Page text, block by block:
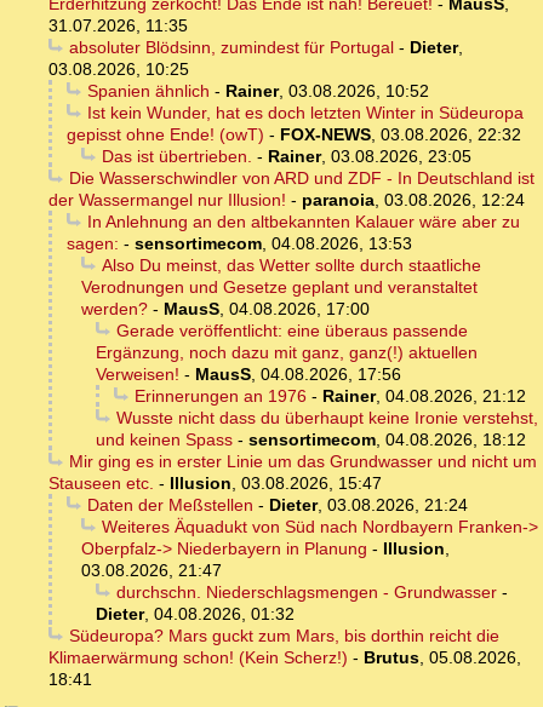
Erderhitzung zerkocht! Das Ende ist nah! Bereuet! - MausS,
31.07.2026, 11:35
absoluter Blödsinn, zumindest für Portugal- Dieter,
03.08.2026, 10:25
Spanien ähnlich - Rainer, 03.08.2026, 10:52
Ist kein Wunder, hat es doch letzten Winter in Südeuropa
gepisst ohne Ende! (owT) - FOX-NEWS, 03.08.2026, 22:32
Das ist übertrieben. - Rainer, 03.08.2026, 23:05
Die Wasserschwindler von ARD und ZDF - In Deutschland ist
der Wassermangel nur Illusion! - paranoia, 03.08.2026, 12:24
In Anlehnung an den altbekannten Kalauer wäre aber zu
sagen: - sensortimecom, 04.08.2026, 13:53
Also Du meinst, das Wetter sollte durch staatliche
Verodnungen und Gesetze geplant und veranstaltet
werden? - MausS, 04.08.2026, 17:00
Gerade veröffentlicht: eine überaus passende
Ergänzung, noch dazu mit ganz, ganz(!) aktuellen
Verweisen! - MausS, 04.08.2026, 17:56
Erinnerungen an 1976- Rainer, 04.08.2026, 21:12
Wusste nicht dass du überhaupt keine Ironie verstehst,
und keinen Spass - sensortimecom, 04.08.2026, 18:12
Mir ging es in erster Linie um das Grundwasser und nicht um
Stauseen etc. - Illusion, 03.08.2026, 15:47
Daten der Meßstellen - Dieter, 03.08.2026, 21:24
Weiteres Äquadukt von Süd nach Nordbayern Franken->
Oberpfalz-> Niederbayern in Planung - Illusion,
03.08.2026, 21:47
durchschn. Niederschlagsmengen - Grundwasser-
Dieter, 04.08.2026, 01:32
Südeuropa? Mars guckt zum Mars, bis dorthin reicht die
Klimaerwärmung schon! (Kein Scherz!) - Brutus, 05.08.2026,
18:41